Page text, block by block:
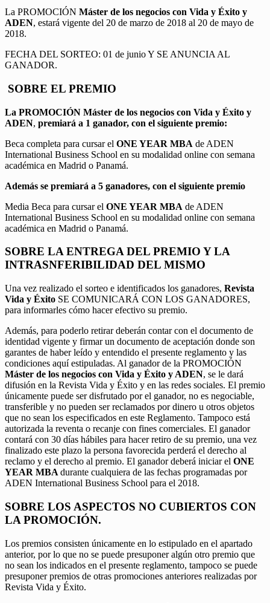
La PROMOCIÓN Máster de los negocios con Vida y Éxito y
ADEN, estará vigente del 20 de marzo de 2018 al 20 de mayo de
2018.
FECHA DEL SORTEO: 01 de junio Y SE ANUNCIA AL
GANADOR.
SOBRE EL PREMIO
La PROMOCIÓN Máster de los negocios con Vida y Éxito y
ADEN, premiará a 1 ganador, con el siguiente premio:
Beca completa para cursar el ONE YEAR MBA de ADEN
International Business School en su modalidad online con semana
académica en Madrid o Panamá.
Además se premiará a 5 ganadores, con el siguiente premio
Media Beca para cursar el ONE YEAR MBA de ADEN
International Business School en su modalidad online con semana
académica en Madrid o Panamá.
SOBRE LA ENTREGA DEL PREMIO Y LA
INTRASNFERIBILIDAD DEL MISMO
Una vez realizado el sorteo e identificados los ganadores, Revista
Vida y Éxito SE COMUNICARÁ CON LOS GANADORES,
para informarles cómo hacer efectivo su premio.
Además, para poderlo retirar deberán contar con el documento de
identidad vigente y firmar un documento de aceptación donde son
garantes de haber leído y entendido el presente reglamento y las
condiciones aquí estipuladas. Al ganador de la PROMOCIÓN
Máster de los negocios con Vida y Éxito y ADEN, se le dará
difusión en la Revista Vida y Éxito y en las redes sociales. El premio
únicamente puede ser disfrutado por el ganador, no es negociable,
transferible y no pueden ser reclamados por dinero u otros objetos
que no sean los especificados en este Reglamento. Tampoco está
autorizada la reventa o recanje con fines comerciales. El ganador
contará con 30 días hábiles para hacer retiro de su premio, una vez
finalizado este plazo la persona favorecida perderá el derecho al
reclamo y el derecho al premio. El ganador deberá iniciar el ONE
YEAR MBA durante cualquiera de las fechas programadas por
ADEN International Business School para el 2018.
SOBRE LOS ASPECTOS NO CUBIERTOS CON
LA PROMOCIÓN.
Los premios consisten únicamente en lo estipulado en el apartado
anterior, por lo que no se puede presuponer algún otro premio que
no sean los indicados en el presente reglamento, tampoco se puede
presuponer premios de otras promociones anteriores realizadas por
Revista Vida y Éxito.